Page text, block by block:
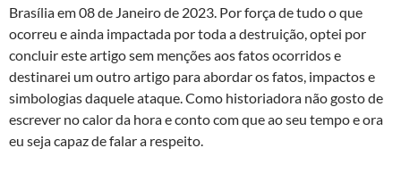
Brasília em 08 de Janeiro de 2023. Por força de tudo o que
ocorreu e ainda impactada por toda a destruição, optei por
concluir este artigo sem menções aos fatos ocorridos e
destinarei um outro artigo para abordar os fatos, impactos e
simbologias daquele ataque. Como historiadora não gosto de
escrever no calor da hora e conto com que ao seu tempo e ora
eu seja capaz de falar a respeito.